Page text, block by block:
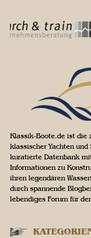
Klassik-Boote.de ist die
klassischer Yachten
kuratierte Datenbank
Informationen zu
ihren legendären
durch spannende
lebendiges Forum für